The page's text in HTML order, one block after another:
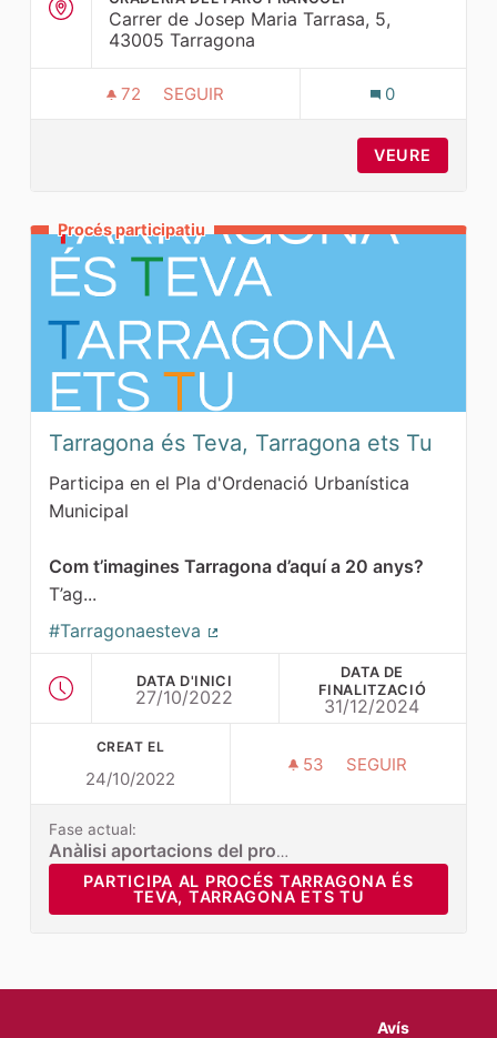
Carrer de Josep Maria Tarrasa, 5,
43005 Tarragona
72 72 SEGUIDORES
SEGUIR 0
VEURE
Procés participatiu
Tarragona és Teva, Tarragona ets Tu
Participa en el Pla d'Ordenació Urbanística
Municipal
Com t’imagines Tarragona d’aquí a 20 anys?
T’ag...
#Tarragonaesteva
DATA D'INICI
27/10/2022
DATA DE
FINALITZACIÓ
31/12/2024
CREAT EL
24/10/2022
53 53 SEGUIDORES
SEGUIR
Fase actual:
Anàlisi aportacions del procés participatiu
PARTICIPA AL PROCÉS TARRAGONA ÉS TEVA,
PARTICIPA AL PROCÉS TARRAGONA ÉS
TEVA, TARRAGONA ETS TU
Avís